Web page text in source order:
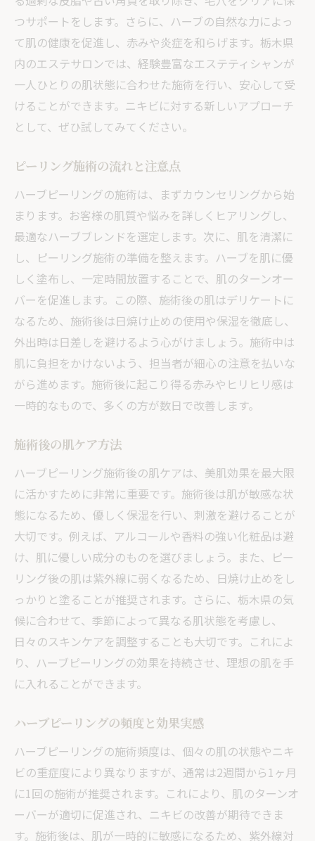
ハーブピーリングがニキビに与える効果と栃木
県のエステ選び
ニキビへの即効性と長期的な効果
栃木県の気候と肌トラブルの関係
施術前に知っておくべき情報
信頼できるエステサロンの条件
施術後の肌トラブルを防ぐには
エステで得られるニキビ改善効果！ハーブピー
リングの魅力とは
ハーブピーリングの効果を最大化する方法
ニキビ改善の具体例
エステでの施術の流れ
肌トラブルを抱える男性へのおすすめ
ピーリングの持続効果とその維持
施術後の生活への影響
木県のハーブピーリング
自然成分が肌に与える影響
エステティシャンの役割と専門性
ニキビ悩みを解決する施術の選び方
施術後の肌の変化を実感する方法
栃木県でのエステ施術のメリット
サロンでの施術体験談
栃木県のハーブピーリングエステで手に入れる
美肌の秘訣
美肌を維持するための施術後ケア
ハーブピーリングの効果を長持ちさせるコ
施術を受ける際の注意事項
費用対効果を考えたサロン選び
エステでの体験を最大限に楽しむために
ハーブピーリングエステで叶えるニキビのない
健康的な肌
つサポートをします。さらに、ハーブの自然な力によっ
て肌の健康を促進し、赤みや炎症を和らげます。栃木県
内のエステサロンでは、経験豊富なエステティシャンが
一人ひとりの肌状態に合わせた施術を行い、安心して受
けることができます。ニキビに対する新しいアプローチ
として、ぜひ試してみてください。
ピーリング施術の流れと注意点
ハーブピーリングの施術は、まずカウンセリングから始
まります。お客様の肌質や悩みを詳しくヒアリングし、
最適なハーブブレンドを選定します。次に、肌を清潔に
し、ピーリング施術の準備を整えます。ハーブを肌に優
しく塗布し、一定時間放置することで、肌のターンオー
バーを促進します。この際、施術後の肌はデリケートに
なるため、施術後は日焼け止めの使用や保湿を徹底し、
外出時は日差しを避けるよう心がけましょう。施術中は
肌に負担をかけないよう、担当者が細心の注意を払いな
がら進めます。施術後に起こり得る赤みやヒリヒリ感は
一時的なもので、多くの方が数日で改善します。
施術後の肌ケア方法
ハーブピーリング施術後の肌ケアは、美肌効果を最大限
に活かすために非常に重要です。施術後は肌が敏感な状
態になるため、優しく保湿を行い、刺激を避けることが
大切です。例えば、アルコールや香料の強い化粧品は避
け、肌に優しい成分のものを選びましょう。また、ピー
リング後の肌は紫外線に弱くなるため、日焼け止めをし
っかりと塗ることが推奨されます。さらに、栃木県の気
候に合わせて、季節によって異なる肌状態を考慮し、
日々のスキンケアを調整することも大切です。これによ
り、ハーブピーリングの効果を持続させ、理想の肌を手
に入れることができます。
ハーブピーリングの頻度と効果実感
ハーブピーリングの施術頻度は、個々の肌の状態やニキ
ビの重症度により異なりますが、通常は2週間から1ヶ月
に1回の施術が推奨されます。これにより、肌のターンオ
ーバーが適切に促進され、ニキビの改善が期待できま
す。施術後は、肌が一時的に敏感になるため、紫外線対